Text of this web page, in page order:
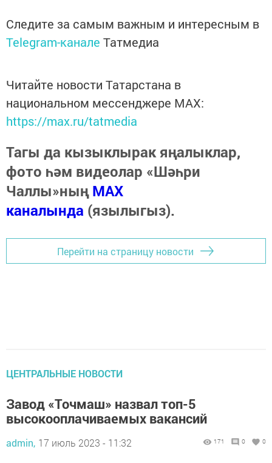
Следите за самым важным и интересным в
Telegram-канале Татмедиа
Читайте новости Татарстана в
национальном мессенджере MАХ:
https://max.ru/tatmedia
Тагы да кызыклырак яңалыклар,
фото һәм видеолар «Шәһри
Чаллы»ныңMAX
каналында (язылыгыз).
Перейти на страницу новости
ЦЕНТРАЛЬНЫЕ НОВОСТИ
Завод «Точмаш» назвал топ-5
высокооплачиваемых вакансий
admin, 17 июль 2023 - 11:32 171 0 0